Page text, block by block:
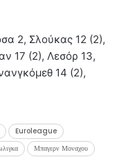
2, Σλούκας 12 (2),
17 (2), Λεσόρ 13,
14 (2),
Euroleague
Μπαγερν Μοναχου